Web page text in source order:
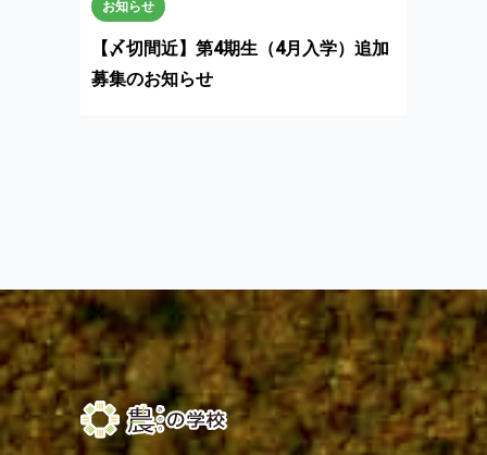
お知らせ
【〆切間近】第4期生（4月入学）追加
募集のお知らせ